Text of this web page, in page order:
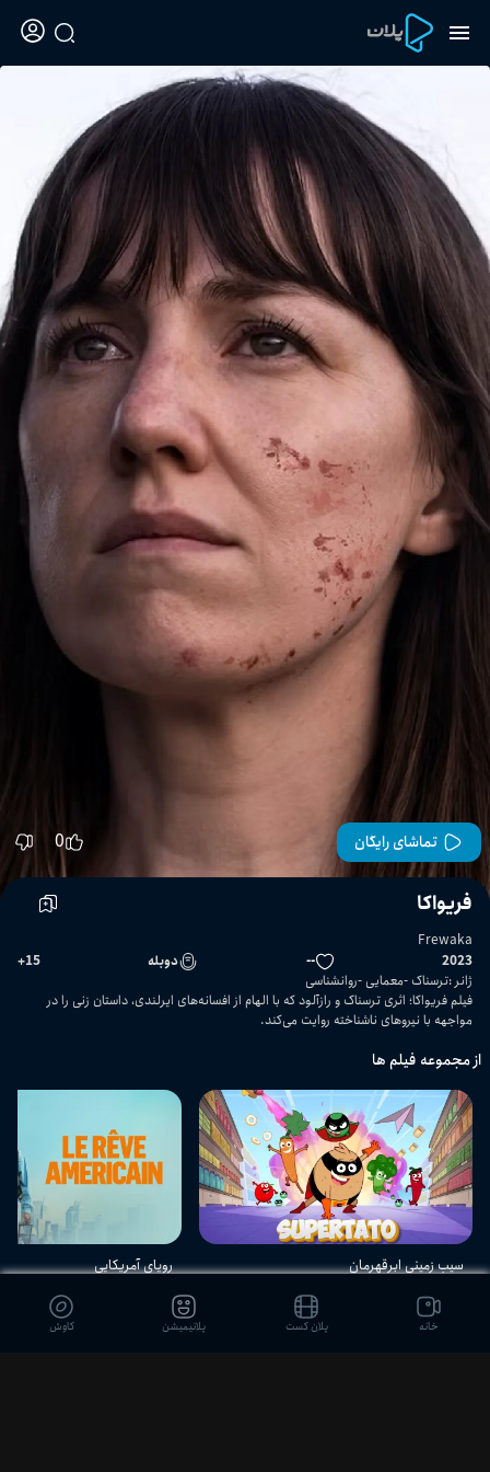
تماشای رایگان 0
فریواکا
Frewaka
2023
-- دوبله 15
+
ژانر:ترسناک معمایی روانشناسی
فیلم فریواکا؛ اثری ترسناک و رازآلود که با الهام از افسانه‌های ایرلندی، داستان زنی را در
مواجهه با نیروهای ناشناخته روایت می‌کند.
از مجموعه فیلم ها
سیب زمینی ابرقهرمان
انیمیشن - کمدی - ماجرایی
رویای آمریکایی
خانه پلان کست پلانیمیشن کاوش